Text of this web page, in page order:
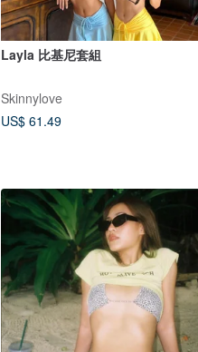
Layla 比基尼套組
Skinnylove
US$ 61.49